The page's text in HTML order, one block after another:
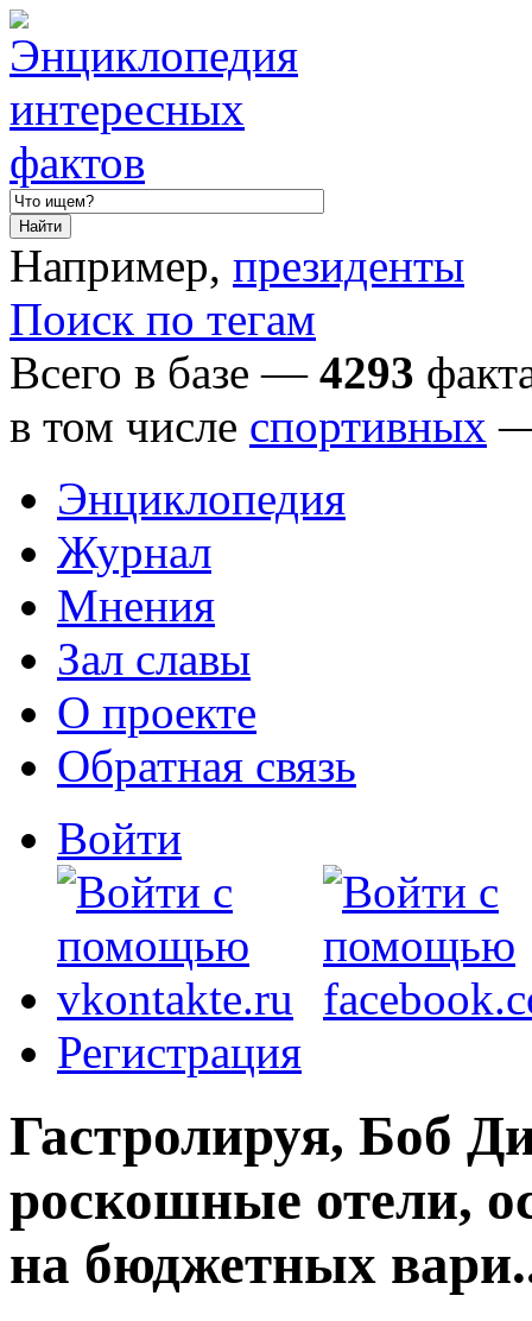
Например, президенты
Поиск по тегам
Всего в базе — 4293
в том числе спортивных
Энциклопедия
Журнал
Мнения
Зал славы
О проекте
Обратная связь
Войти
Регистрация
Гастролируя, Боб
роскошные отели,
на бюджетных